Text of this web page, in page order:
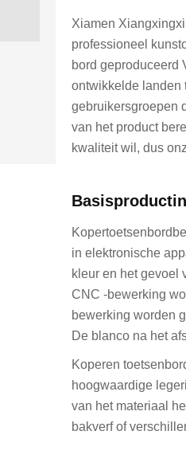
Xiamen
professioneel
bord geproduceerd
ontwikkelde landen
gebruikersgroepen
van het product
kwaliteit wil, dus
in elektronische
kleur en het gevoel
CNC -bewerking
bewerking worden
De blanco na het
Koperen
hoogwaardige
van het materiaal
bakverf of